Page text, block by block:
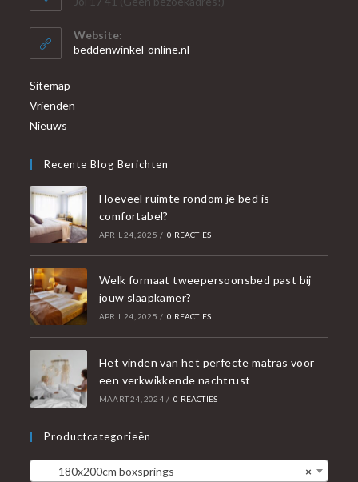
Website:
beddenwinkel-online.nl
Sitemap
Vrienden
Nieuws
Recente Blog Berichten
Hoeveel ruimte rondom je bed is
comfortabel?
APRIL 24, 2025 / 0 REACTIES
Welk formaat tweepersoonsbed past bij
jouw slaapkamer?
APRIL 24, 2025 / 0 REACTIES
Het vinden van het perfecte matras voor
een verkwikkende nachtrust
MAART 24, 2024 / 0 REACTIES
Productcategorieën
×
180x200cm boxsprings